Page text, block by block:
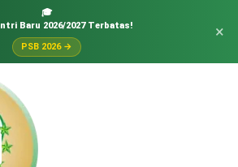
🎓
Baru 2026/2027 Terbatas!
PSB 2026 →
×